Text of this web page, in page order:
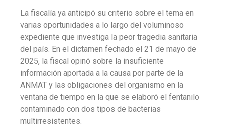
La fiscalía ya anticipó su criterio sobre el tema en
varias oportunidades a lo largo del voluminoso
expediente que investiga la peor tragedia sanitaria
del país. En el dictamen fechado el 21 de mayo de
2025, la fiscal opinó sobre la insuficiente
información aportada a la causa por parte de la
ANMAT y las obligaciones del organismo en la
ventana de tiempo en la que se elaboró el fentanilo
contaminado con dos tipos de bacterias
multirresistentes.